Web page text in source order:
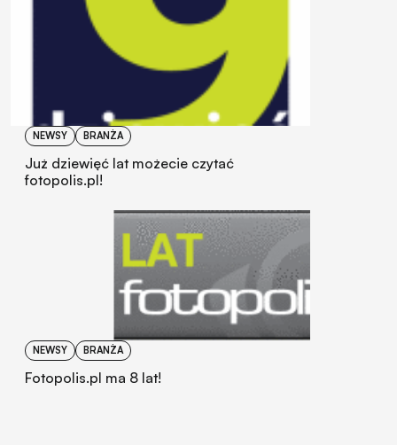
NEWSY BRANŻA
Już dziewięć lat możecie czytać
fotopolis.pl!
NEWSY BRANŻA
Fotopolis.pl ma 8 lat!